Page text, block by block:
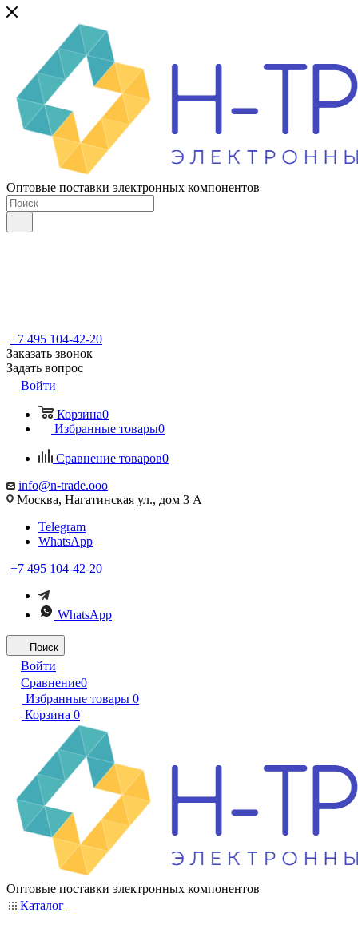
Оптовые поставки электронных компонентов
+7 495 104-42-20
Заказать звонок
Задать вопрос
Войти
Корзина0
Избранные товары0
Сравнение товаров0
info@n-trade.ooo
Москва, Нагатинская ул., дом 3 А
Telegram
WhatsApp
+7 495 104-42-20
WhatsApp
Поиск
Войти
Сравнение0
Избранные товары 0
Корзина 0
Оптовые поставки электронных компонентов
Каталог